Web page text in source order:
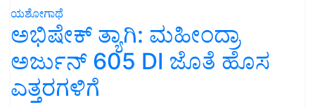
ಯಶೋಗಾಥೆ
ಅಭಿಷೇಕ್ ತ್ಯಾಗಿ: ಮಹೀಂದ್ರಾ
ಅರ್ಜುನ್ 605 DI ಜೊತೆ ಹೊಸ
ಎತ್ತರಗಳಿಗೆ